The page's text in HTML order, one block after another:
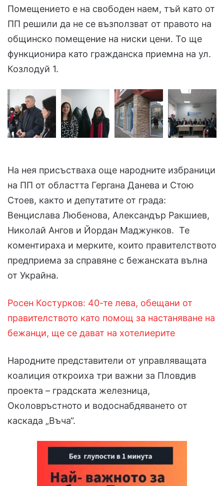
Помещението е на свободен наем, тъй като от
ПП решили да не се възползват от правото на
общинско помещение на ниски цени. То ще
функционира като гражданска приемна на ул.
Козлодуй 1.
На нея присъстваха още народните избраници
на ПП от областта Гергана Данева и Стою
Стоев, както и депутатите от града:
Венцислава Любенова, Александър Ракшиев,
Николай Ангов и Йордан Маджунков. Те
коментираха и мерките, които правителството
предприема за справяне с бежанската вълна
от Украйна.
Росен Костурков: 40-те лева, обещани от
правителството като помощ за настаняване на
бежанци, ще се дават на хотелиерите
Народните представители от управляващата
коалиция откроиха три важни за Пловдив
проекта – градската железница,
Околовръстното и водоснабдяването от
каскада „Въча“.